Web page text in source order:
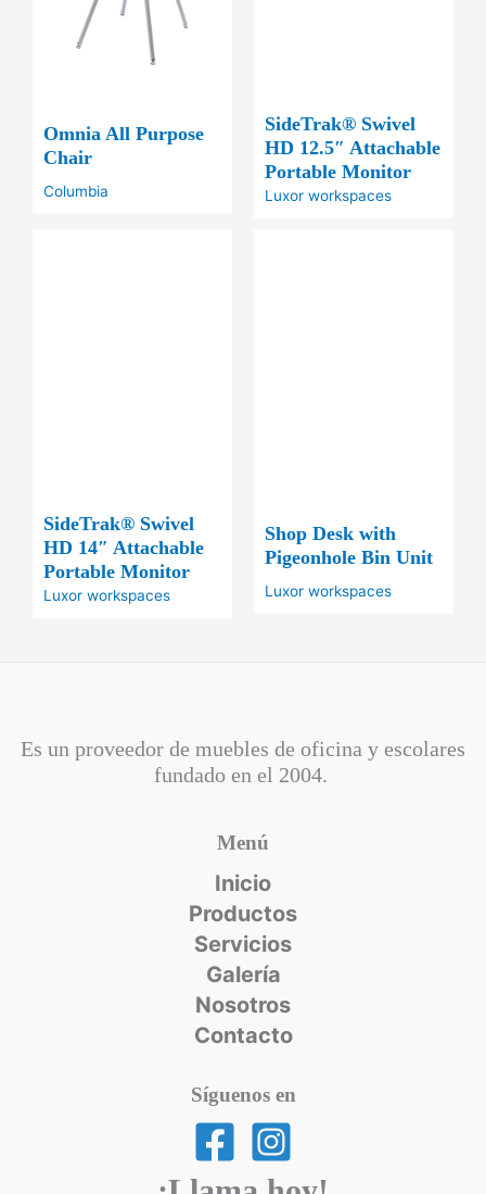
Omnia All Purpose
Chair
Columbia
SideTrak® Swivel
HD 12.5″ Attachable
Portable Monitor
Luxor workspaces
SideTrak® Swivel
HD 14″ Attachable
Portable Monitor
Luxor workspaces
Shop Desk with
Pigeonhole Bin Unit
Luxor workspaces
Es un proveedor de muebles de oficina y escolares
fundado en el 2004.
Menú
Inicio
Productos
Servicios
Galería
Nosotros
Contacto
Síguenos en